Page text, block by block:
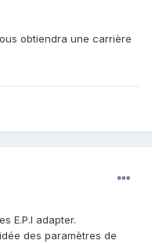
obtiendra une carrière
E.P.I adapter.
des paramètres de